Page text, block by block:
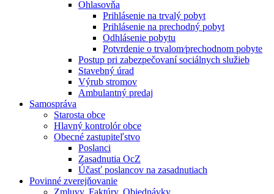
Ohlasovňa
Prihlásenie na trvalý pobyt
Prihlásenie na prechodný pobyt
Odhlásenie pobytu
Potvrdenie o trvalom⁄prechodnom pobyte
Postup pri zabezpečovaní sociálnych služieb
Stavebný úrad
Výrub stromov
Ambulantný predaj
Samospráva
Starosta obce
Hlavný kontrolór obce
Obecné zastupiteľstvo
Poslanci
Zasadnutia OcZ
Účasť poslancov na zasadnutiach
Povinné zverejňovanie
Zmluvy, Faktúry, Objednávky